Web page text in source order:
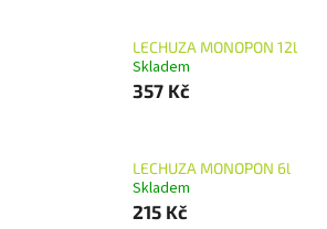
LECHUZA MONOPON 12l
Skladem
357 Kč
LECHUZA MONOPON 6l
Skladem
215 Kč